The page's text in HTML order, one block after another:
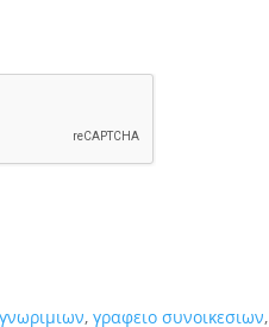
,γραφειο συνοικεσιων,